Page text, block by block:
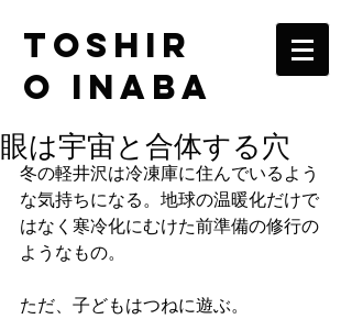
TOSHIR
O INABA
眼は宇宙と合体する穴
冬の軽井沢は冷凍庫に住んでいるよう
な気持ちになる。地球の温暖化だけで
はなく寒冷化にむけた前準備の修行の
ようなもの。
ただ、子どもはつねに遊ぶ。